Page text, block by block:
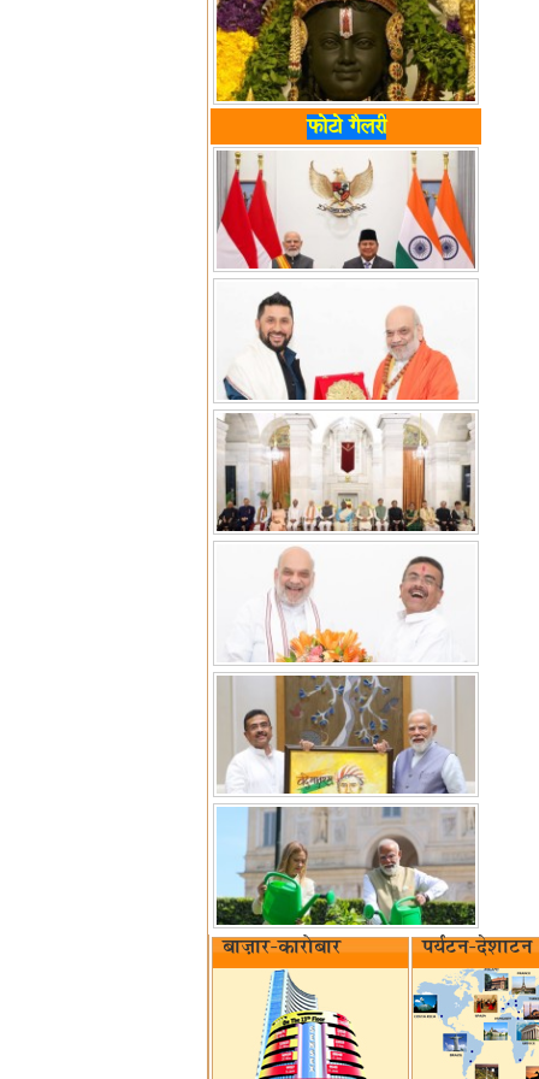
फोटो गैलरी
बाज़ार-कारोबार पर्यटन-देशाटन